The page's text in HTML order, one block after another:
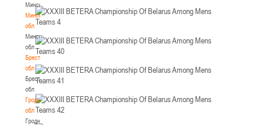
Минск
Минская
обл
Минская
обл
Брестская
обл
Брестская
обл
Гродненская
обл
Гродненская